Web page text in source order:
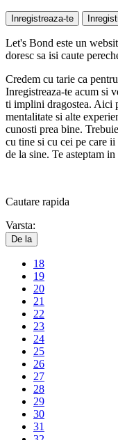
Inregistreaza-te
Let's Bond este un
doresc sa isi caute
Credem cu tarie ca
Inregistreaza-te acum si
ti implini dragostea. Aici
mentalitate si alte
cunosti prea bine.
cu tine si cu cei pe care
de la sine. Te asteptam
Cautare rapida
Varsta:
De la
18
19
20
21
22
23
24
25
26
27
28
29
30
31